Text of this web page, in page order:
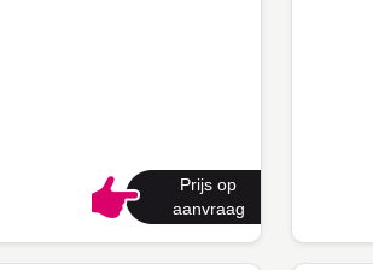
Prijs op
aanvraag